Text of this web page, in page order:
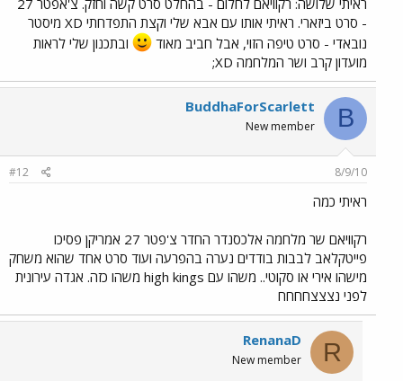
- סרט ביזארי. ראיתי אותו עם אבא שלי וקצת התפדחתי XD מיסטר
נובאדי - סרט טיפה הזוי, אבל חביב מאוד
ובתכנון שלי לראות
מועדון קרב ושר המלחמה XD;
B
BuddhaForScarlett
New member
8/9/10
#12
ראיתי כמה
רקוויאם שר מלחמה אלכסנדר החדר צ'פטר 27 אמריקן פסיכו
פייטקלאב לבבות בודדים נערה בהפרעה ועוד סרט אחד שהוא משחק
מישהו אירי או סקוטי.. משהו עם high kings משהו כזה. אגדה עירונית
לפני נצצצחחחח
R
RenanaD
New member